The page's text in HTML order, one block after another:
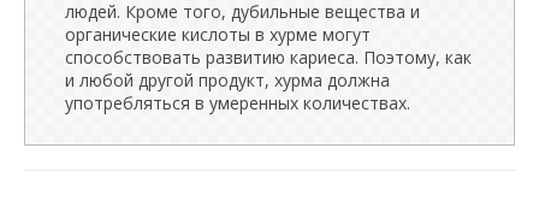
людей. Кроме того, дубильные вещества и
органические кислоты в хурме могут
способствовать развитию кариеса. Поэтому, как
и любой другой продукт, хурма должна
употребляться в умеренных количествах.